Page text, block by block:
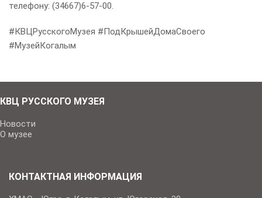
телефону: (34667)6-57-00.
#КВЦРусскогоМузея #ПодКрышейДомаСвоего
#МузейКогалым
КВЦ РУССКОГО МУЗЕЯ
Новости
О музее
КОНТАКТНАЯ ИНФОРМАЦИЯ